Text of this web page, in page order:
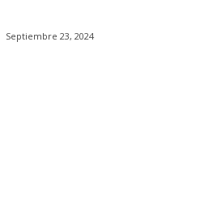
Septiembre 23, 2024